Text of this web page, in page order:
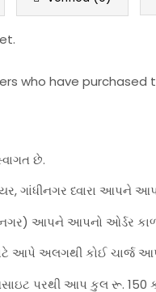
who have purchased
છે.
ગાંધીનગર ધ્વારા આપને
આપને આપનો ઓર્ડર
આપે અલગથી કોઈ ચાર્જ
પરથી આપ કુલ રૂ. 150